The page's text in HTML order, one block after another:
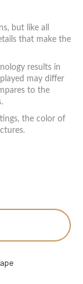
but like all
that make the
results in
may differ
to the
the color of